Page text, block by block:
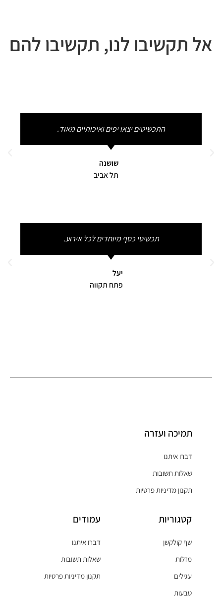
אל תקשיבו לנו, תקשיבו להם
התכשיטים יצאו יפים ואיכותיים מאוד.
שושנה
תל אביב
תכשיטי כסף מיוחדים לכל אירוע.
יעל
פתח תקווה
תמיכה ועזרה
דברו איתנו
שאלות תשובות
תקנון מדיניות פרטיות
קטגוריות
שף קולקשן
מזלות
עגילים
טבעות
עמודים
דברו איתנו
שאלות תשובות
תקנון מדיניות פרטיות